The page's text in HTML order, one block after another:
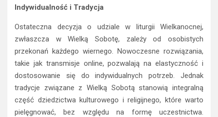
Indywidualność i Tradycja
Ostateczna decyzja o udziale w liturgii Wielkanocnej,
zwłaszcza w Wielką Sobotę, zależy od osobistych
przekonań każdego wiernego. Nowoczesne rozwiązania,
takie jak transmisje online, pozwalają na elastyczność i
dostosowanie się do indywidualnych potrzeb. Jednak
tradycje związane z Wielką Sobotą stanowią integralną
część dziedzictwa kulturowego i religijnego, które warto
pielęgnować, bez względu na formę uczestnictwa.